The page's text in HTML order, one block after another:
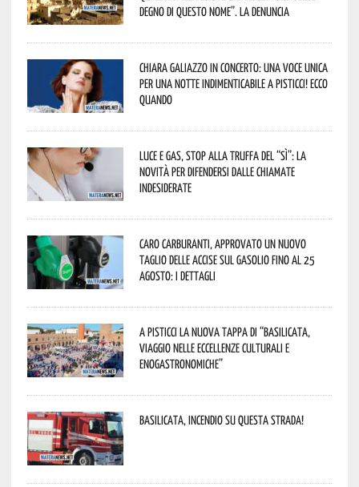
degno di questo nome”. La denuncia
Chiara Galiazzo in concerto: una voce unica
per una notte indimenticabile a Pisticci! Ecco
quando
Luce e gas, stop alla truffa del “Sì”: la
novità per difendersi dalle chiamate
indesiderate
Caro carburanti, approvato un nuovo
taglio delle accise sul gasolio fino al 25
agosto: i dettagli
A Pisticci la nuova tappa di “Basilicata,
viaggio nelle eccellenze culturali e
enogastronomiche”
Basilicata, incendio su questa strada!